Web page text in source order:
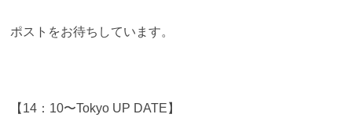
ポストをお待ちしています。
【14：10〜Tokyo UP DATE】